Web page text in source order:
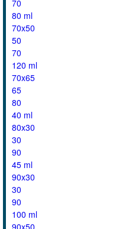
70
80 ml
70x50
50
70
120 ml
70x65
65
80
40 ml
80x30
30
90
45 ml
90x30
30
90
100 ml
90x50